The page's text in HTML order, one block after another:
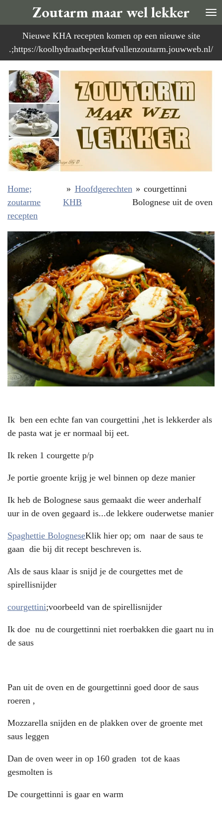
direct
naar
de
Zoutarm maar wel lekker
Nieuwe KHA recepten komen op een nieuwe site
.;https://koolhydraatbeperktafvallenzoutarm.jouwweb.nl/
Home;
zoutarme
recepten
» Hoofdgerechten
KHB
» courgettinni
Bolognese uit de oven
Ik ben een echte fan van courgettini ,het is lekkerder als
de pasta wat je er normaal bij eet.
Ik reken 1 courgette p/p
Je portie groente krijg je wel binnen op deze manier
Ik heb de Bolognese saus gemaakt die weer anderhalf
uur in de oven gegaard is...de lekkere ouderwetse manier
Spaghettie BologneseKlik hier op; om naar de saus te
gaan die bij dit recept beschreven is.
Als de saus klaar is snijd je de courgettes met de
spirellisnijder
courgettini;voorbeeld van de spirellisnijder
Ik doe nu de courgettinni niet roerbakken die gaart nu in
de saus
Pan uit de oven en de gourgettinni goed door de saus
roeren ,
Mozzarella snijden en de plakken over de groente met
saus leggen
Dan de oven weer in op 160 graden tot de kaas
gesmolten is
De courgettinni is gaar en warm